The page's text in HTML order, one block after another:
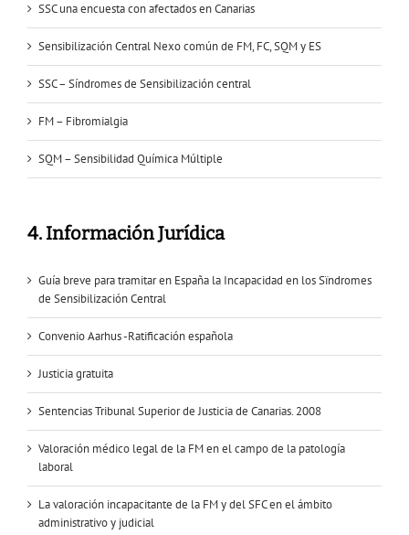
SSC una encuesta con afectados en Canarias
Sensibilización Central Nexo común de FM, FC, SQM y ES
SSC – Síndromes de Sensibilización central
FM – Fibromialgia
SQM – Sensibilidad Química Múltiple
4. Información Jurídica
Guía breve para tramitar en España la Incapacidad en los Sïndromes
de Sensibilización Central
Convenio Aarhus -Ratificación española
Justicia gratuita
Sentencias Tribunal Superior de Justicia de Canarias. 2008
Valoración médico legal de la FM en el campo de la patología
laboral
La valoración incapacitante de la FM y del SFC en el ámbito
administrativo y judicial